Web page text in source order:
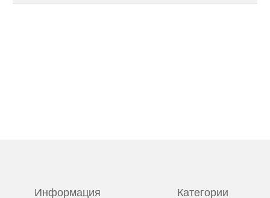
Информация Категории